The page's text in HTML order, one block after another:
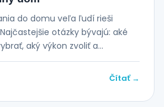
do domu veľa ľudí rieši
otázky bývajú: aké
aký výkon zvoliť a...
Čítať →